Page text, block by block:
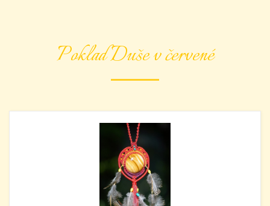
Poklad Duše v červené